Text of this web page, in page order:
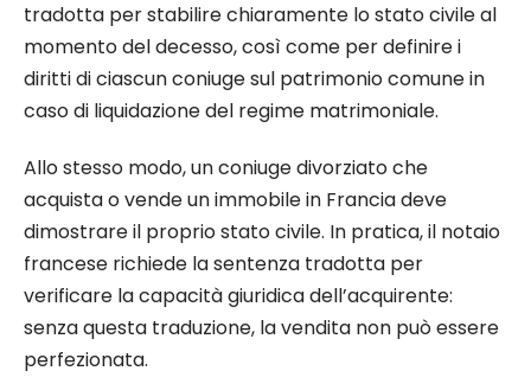
tradotta per stabilire chiaramente lo stato civile al
momento del decesso, così come per definire i
diritti di ciascun coniuge sul patrimonio comune in
caso di liquidazione del regime matrimoniale.
Allo stesso modo, un coniuge divorziato che
acquista o vende un immobile in Francia deve
dimostrare il proprio stato civile. In pratica, il notaio
francese richiede la sentenza tradotta per
verificare la capacità giuridica dell’acquirente:
senza questa traduzione, la vendita non può essere
perfezionata.